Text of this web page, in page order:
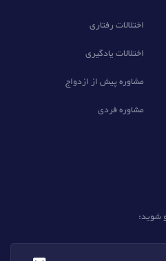
اختلالات رفتاری
اختلالات یادگیری
مشاوره پیش از ازدواج
مشاوره فردی
شوید: